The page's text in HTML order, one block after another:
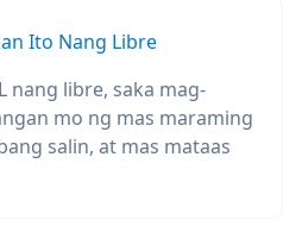
Ito Nang Libre
nang libre, saka mag-
mo ng mas maraming
salin, at mas mataas